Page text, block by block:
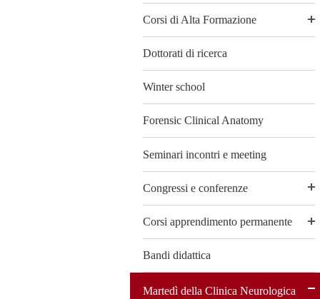
Corsi di Alta Formazione
Dottorati di ricerca
Winter school
Forensic Clinical Anatomy
Seminari incontri e meeting
Congressi e conferenze
Corsi apprendimento permanente
Bandi didattica
Martedì della Clinica Neurologica